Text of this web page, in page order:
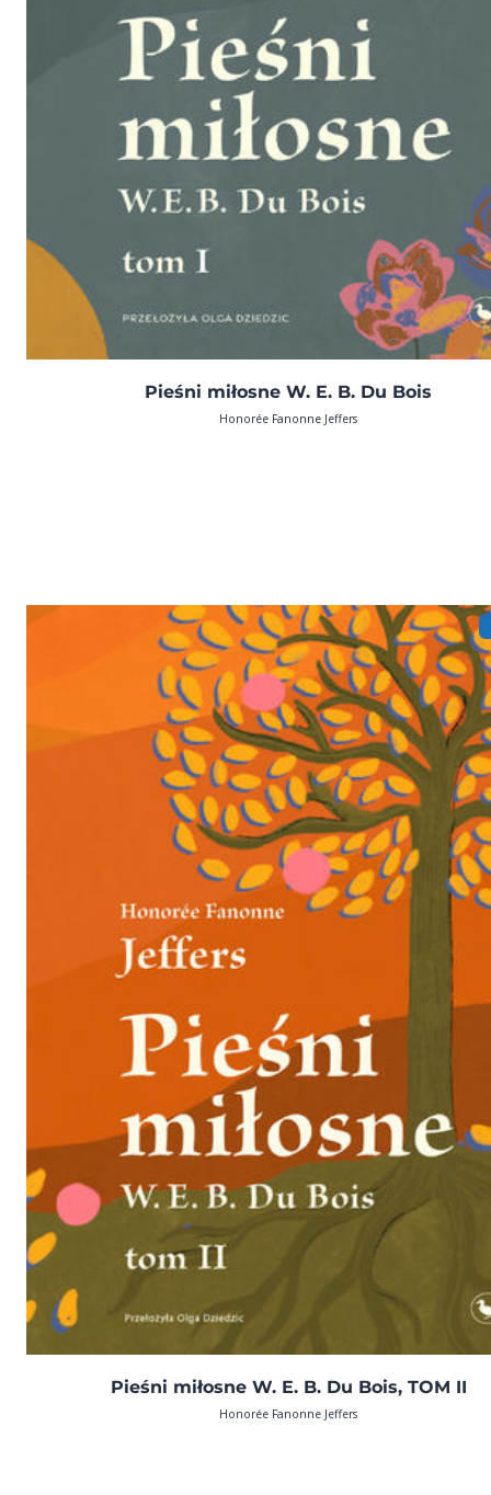
Pieśni miłosne W. E. B. Du Bois
Honorée Fanonne Jeffers
Pieśni miłosne W. E. B. Du Bois, TOM II
Honorée Fanonne Jeffers